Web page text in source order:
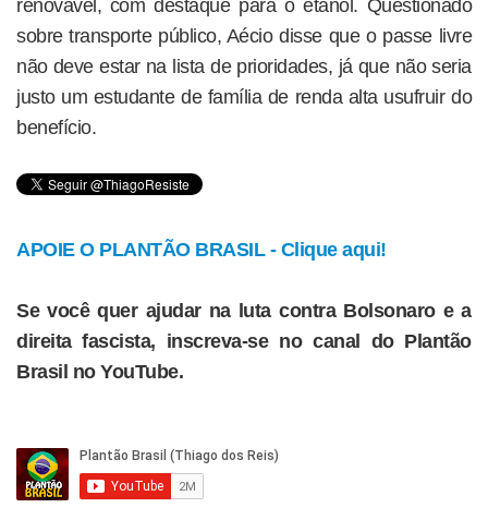
renovável, com destaque para o etanol. Questionado
sobre transporte público, Aécio disse que o passe livre
não deve estar na lista de prioridades, já que não seria
justo um estudante de família de renda alta usufruir do
benefício.
APOIE O PLANTÃO BRASIL - Clique aqui!
Se você quer ajudar na luta contra Bolsonaro e a
direita fascista, inscreva-se no canal do Plantão
Brasil no YouTube.